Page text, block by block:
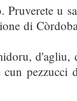
Pruverete u
di
pezzucci